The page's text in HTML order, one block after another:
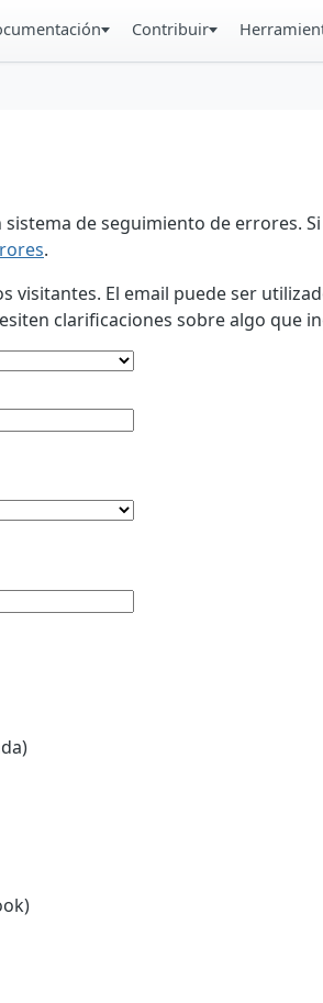
Contribuir
de seguimiento de errores. Si
.
visitantes. El email puede ser
clarificaciones sobre algo que